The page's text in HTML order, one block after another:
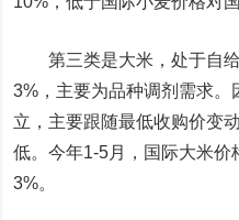
第三类是大米，处于自给
3%，主要为品种调剂需求
立，主要跟随最低收购价变
低。今年1-5月，国际大米
3%。